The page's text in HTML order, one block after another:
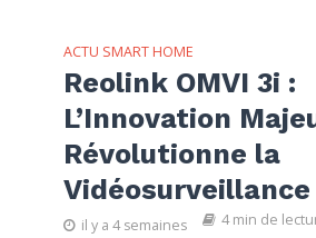
ACTU SMART HOME
Reolink OMVI 3i :
L’Innovation
Révolutionne la
Vidéosurveillance
il y a 4 semaines 4 min de